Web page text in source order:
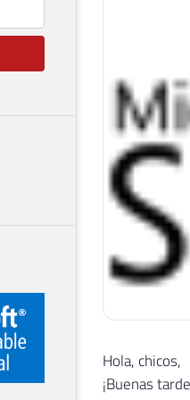
Hola, chicos,
¡Buenas